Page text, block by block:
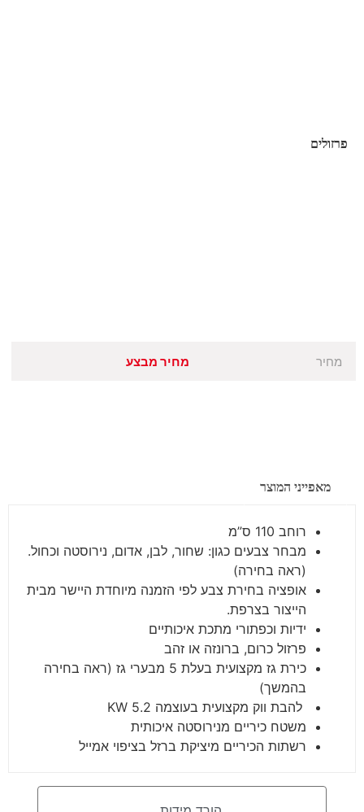
פרזולים
מחיר מחיר מבצע
מאפייני המוצר
רוחב 110 ס”מ
מבחר צבעים כגון: שחור, לבן, אדום, נירוסטה וכחול.
(ראה בחירה)
אופציה בחירת צבע לפי הזמנה מיוחדת היישר מבית
הייצור בצרפת.
ידיות וכפתורי מתכת איכותיים
פרזול כרום, ברונזה או זהב
כירת גז מקצועית בעלת 5 מבערי גז (ראה בחירה
בהמשך)
להבת ווק מקצועית בעוצמה 5.2 KW
משטח כיריים מנירוסטה איכותית
רשתות הכיריים מיציקת ברזל בציפוי אמייל